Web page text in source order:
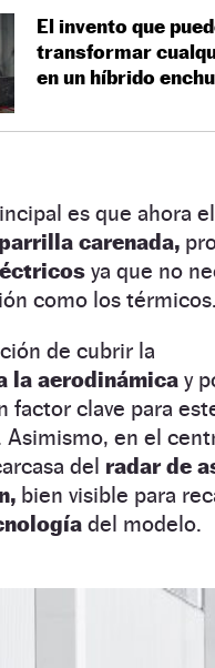
El invento que
transformar
en un híbrido
es que ahora
parrilla carenada,
ya que no
como los térmicos.
de cubrir la
la aerodinámica y
factor clave para
Asimismo, en el
del radar de
bien visible para
del modelo.